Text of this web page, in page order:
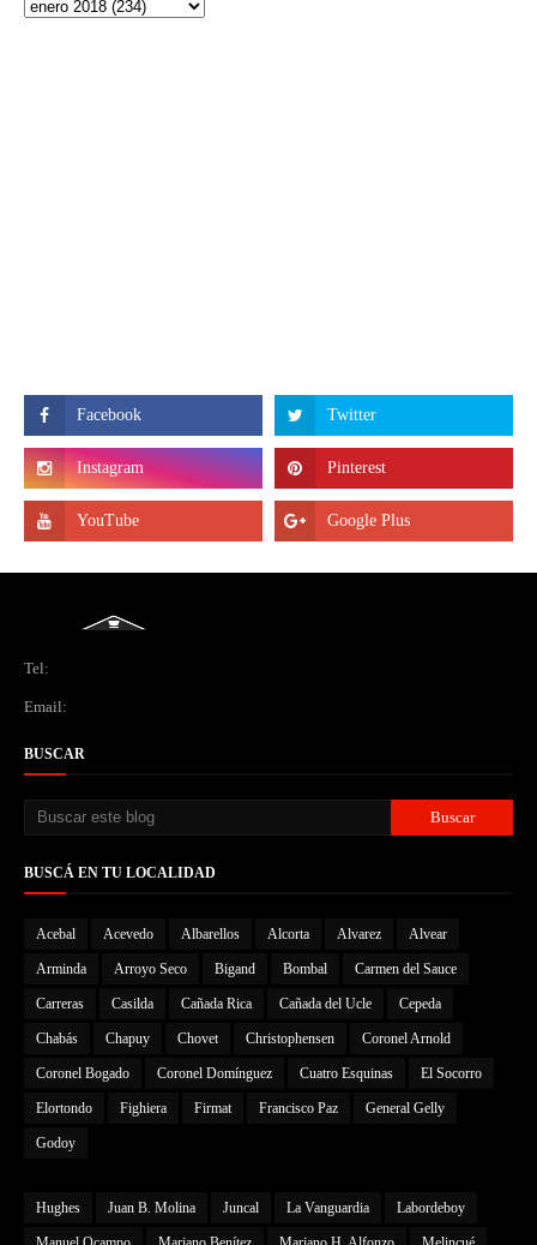
Tel:
Email:
BUSCAR
BUSCÁ EN TU LOCALIDAD
Acebal Acevedo Albarellos Alcorta Alvarez Alvear
Arminda Arroyo Seco Bigand Bombal Carmen del Sauce
Carreras Casilda Cañada Rica Cañada del Ucle Cepeda
Chabás Chapuy Chovet Christophensen Coronel Arnold
Coronel Bogado Coronel Domínguez Cuatro Esquinas El Socorro
Elortondo Fighiera Firmat Francisco Paz General Gelly
Godoy
Hughes Juan B. Molina Juncal La Vanguardia Labordeboy